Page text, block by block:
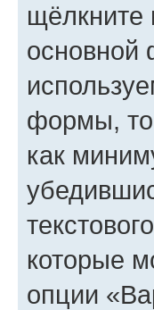
щёлкните
основной
формы, то
как
которые
опции